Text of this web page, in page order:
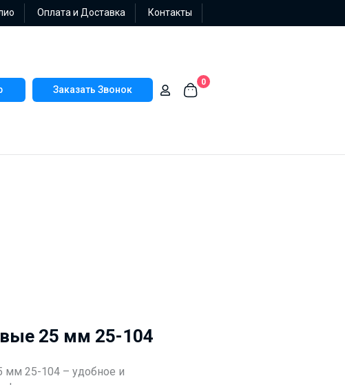
Оплата и Доставка Контакты
Заказать Звонок
0
25 мм 25-104
25-104 – удобное и